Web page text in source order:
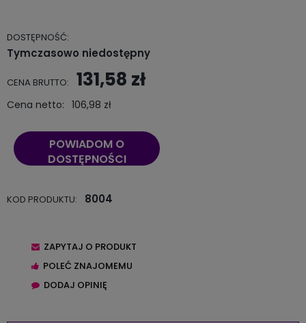
DOSTĘPNOŚĆ:
Tymczasowo niedostępny
CENA BRUTTO: 131,58 zł
Cena netto: 106,98 zł
POWIADOM O
DOSTĘPNOŚCI
KOD PRODUKTU: 8004
ZAPYTAJ O PRODUKT
POLEĆ ZNAJOMEMU
DODAJ OPINIĘ